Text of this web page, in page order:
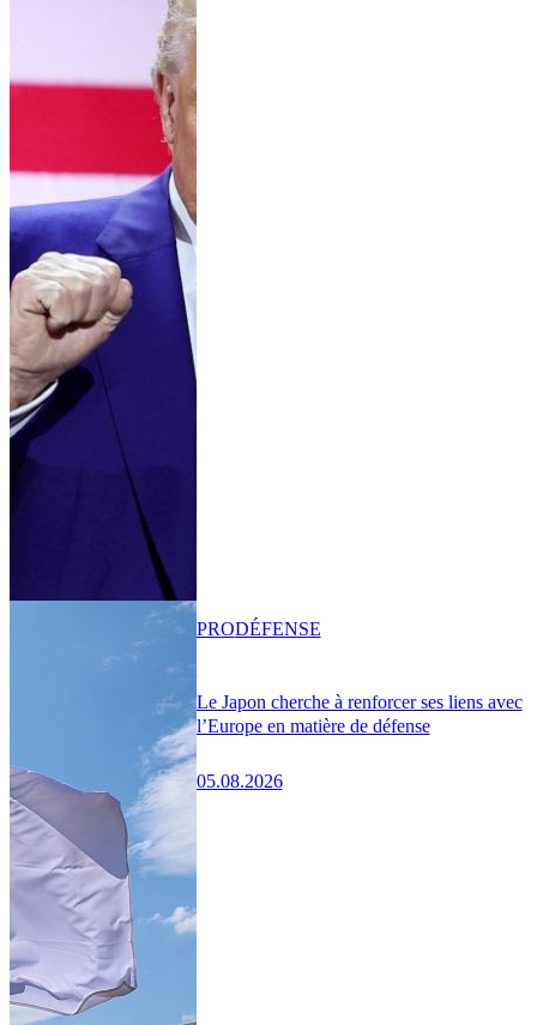
Le Japon cherche à renforcer ses liens avec
l’Europe en matière de défense
05.08.2026
PRODÉFENSE